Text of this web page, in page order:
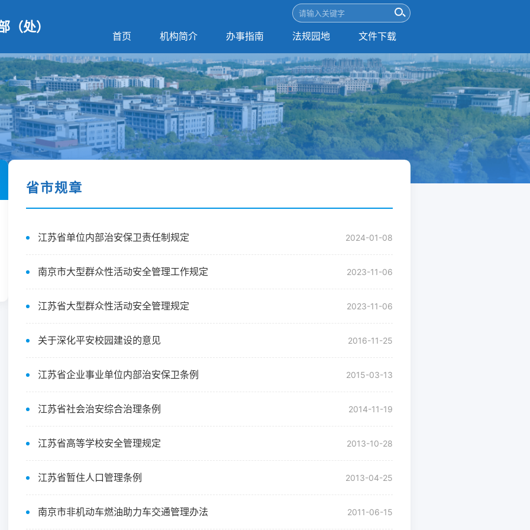
（处）
首页 机构简介 办事指南 法规园地 文件下载
省市规章
江苏省单位内部治安保卫责任制规定 2024-01-08
南京市大型群众性活动安全管理工作规定 2023-11-06
江苏省大型群众性活动安全管理规定 2023-11-06
关于深化平安校园建设的意见 2016-11-25
江苏省企业事业单位内部治安保卫条例 2015-03-13
江苏省社会治安综合治理条例 2014-11-19
江苏省高等学校安全管理规定 2013-10-28
江苏省暂住人口管理条例 2013-04-25
南京市非机动车燃油助力车交通管理办法 2011-06-15